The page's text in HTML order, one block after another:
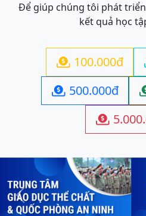
Để giúp chúng tôi phát
kết quả học
 100.000đ
 500.000đ

Previous